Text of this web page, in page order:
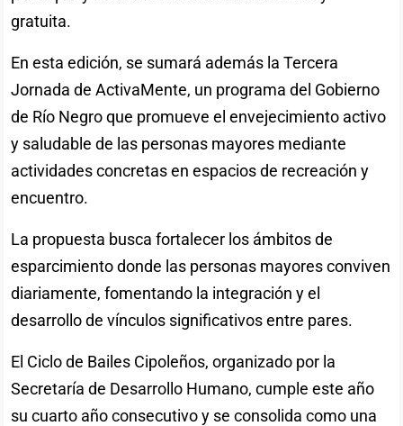
gratuita.
En esta edición, se sumará además la Tercera
Jornada de ActivaMente, un programa del Gobierno
de Río Negro que promueve el envejecimiento activo
y saludable de las personas mayores mediante
actividades concretas en espacios de recreación y
encuentro.
La propuesta busca fortalecer los ámbitos de
esparcimiento donde las personas mayores conviven
diariamente, fomentando la integración y el
desarrollo de vínculos significativos entre pares.
El Ciclo de Bailes Cipoleños, organizado por la
Secretaría de Desarrollo Humano, cumple este año
su cuarto año consecutivo y se consolida como una